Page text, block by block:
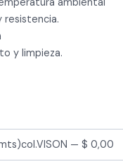
resistencia.
y limpieza.